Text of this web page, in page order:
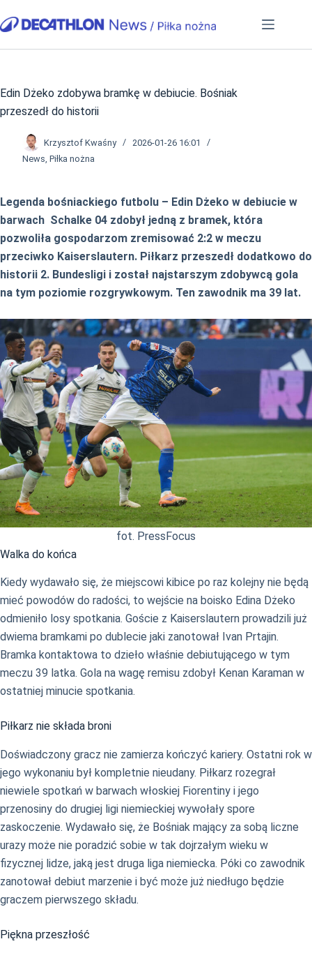
do
Edin Dżeko zdobywa bramkę w debiucie. Bośniak
przeszedł do historii
Krzysztof Kwaśny
2026-01-26 16:01
News, Piłka nożna
Legenda bośniackiego futbolu – Edin Dżeko w debiucie w
barwach Schalke 04 zdobył jedną z bramek, która
pozwoliła gospodarzom zremisować 2:2 w meczu
przeciwko Kaiserslautern. Piłkarz przeszedł dodatkowo do
historii 2. Bundesligi i został najstarszym zdobywcą gola
na tym poziomie rozgrywkowym. Ten zawodnik ma 39 lat.
fot. PressFocus
Walka do końca
Kiedy wydawało się, że miejscowi kibice po raz kolejny nie będą
mieć powodów do radości, to wejście na boisko Edina Dżeko
odmieniło losy spotkania. Goście z Kaiserslautern prowadzili już
dwiema bramkami po dublecie jaki zanotował Ivan Prtajin.
Bramka kontaktowa to dzieło właśnie debiutującego w tym
meczu 39 latka. Gola na wagę remisu zdobył Kenan Karaman w
ostatniej minucie spotkania.
Piłkarz nie składa broni
Doświadczony gracz nie zamierza kończyć kariery. Ostatni rok w
jego wykonaniu był kompletnie nieudany. Piłkarz rozegrał
niewiele spotkań w barwach włoskiej Fiorentiny i jego
przenosiny do drugiej ligi niemieckiej wywołały spore
zaskoczenie. Wydawało się, że Bośniak mający za sobą liczne
urazy może nie poradzić sobie w tak dojrzałym wieku w
fizycznej lidze, jaką jest druga liga niemiecka. Póki co zawodnik
zanotował debiut marzenie i być może już niedługo będzie
graczem pierwszego składu.
Piękna przeszłość